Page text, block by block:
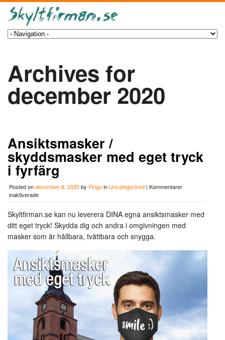
Archives for
december 2020
Ansiktsmasker /
skyddsmasker med eget tryck
i fyrfärg
Posted ondecember 8, 2020by Pingoin Uncategorized | Kommentarer
inaktiveradeför
skyddsmasker
med
eget
i
fyrfärg
Skyltfirman.se kan nu leverera DINA egna ansiktsmasker med
ditt eget tryck! Skydda dig och andra i omgivningen med
masker som är hållbara, tvättbara och snygga.